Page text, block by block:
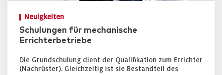
Neuigkeiten
Schulungen für mechanische
Errichterbetriebe
Die Grundschulung dient der Qualifikation zum Errichter
(Nachrüster). Gleichzeitig ist sie Bestandteil des